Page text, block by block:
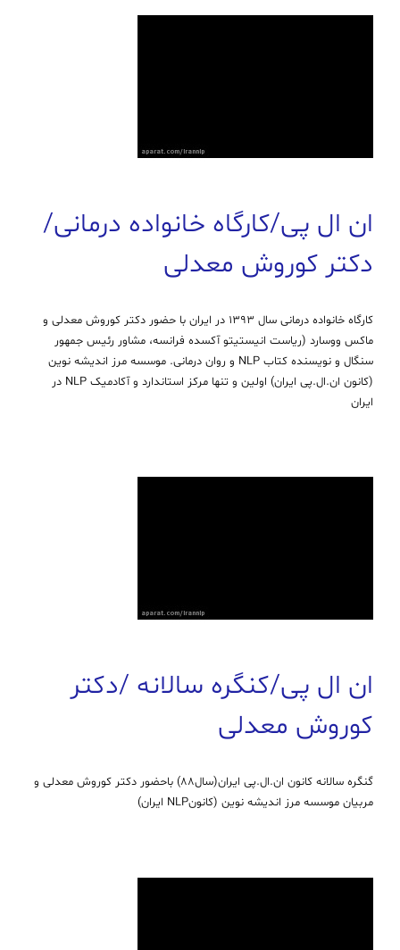
ان ال پی/کارگاه خانواده درمانی/
دکتر کوروش معدلی
کارگاه خانواده درمانی سال 1393 در ایران با حضور دکتر کوروش معدلی و
ماکس ووسارد (ریاست انیستیتو آکسده فرانسه، مشاور رئیس جمهور
سنگال و نویسنده کتاب NLP و روان درمانی. موسسه مرز اندیشه نوین
(کانون ان.ال.پی ایران) اولین و تنها مرکز استاندارد و آکادمیک NLP در
ایران
ان ال پی/كنگره سالانه /دكتر
كوروش معدلی
گنگره سالانه كانون ان.ال.پی ایران(سال88) باحضور دكتر كوروش معدلی و
مربیان موسسه مرز اندیشه نوین (كانونNLP ایران)